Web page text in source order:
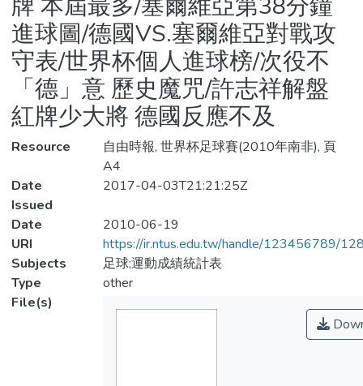
進球圖/德國VS.塞爾維亞對戰攻
守表/世界杯個人進球榜/次役不
「德」意 歷史魔咒/許志祥解盤
紅牌少大將 德國反應不及
Resource
自由時報, 世界杯足球賽(2010年南非), 頁
A4
Date
Issued
2017-04-03T21:21:25Z
Date
2010-06-19
URI
https://ir.ntus.edu.tw/handle/123456789/
Subjects
足球;運動成績統計表
Type
other
File(s)